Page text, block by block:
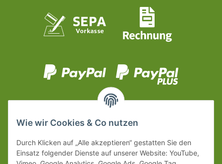
Wie wir Cookies & Co nutzen
Durch Klicken auf „Alle akzeptieren“ gestatten Sie den
Einsatz folgender Dienste auf unserer Website: YouTube,